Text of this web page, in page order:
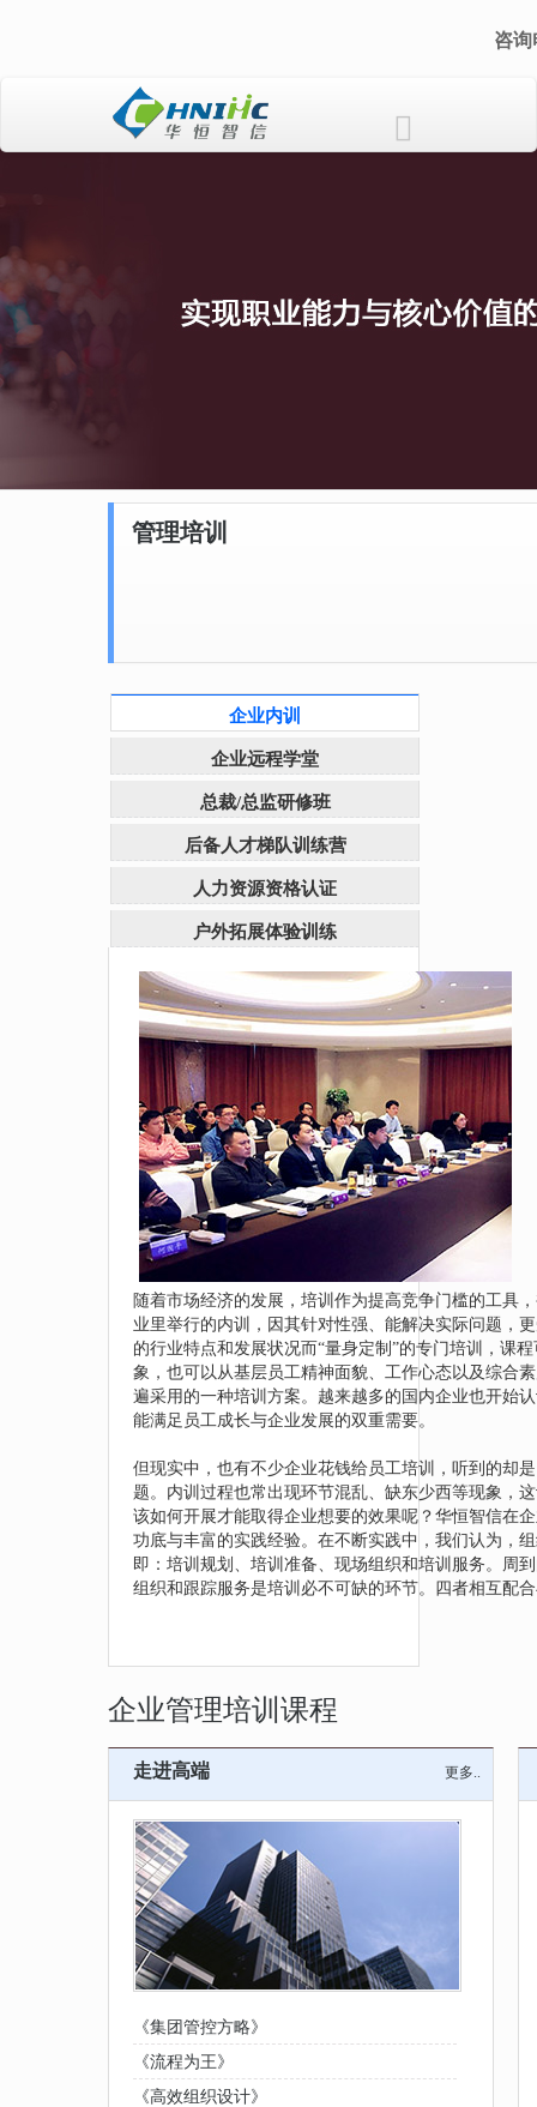
咨询
管理培训
企业内训
企业远程学堂
总裁/总监研修班
后备人才梯队训练营
人力资源资格认证
户外拓展体验训练
随着市场经济的发展，培训作为提高竞争门槛的工具
业里举行的内训，因其针对性强、能解决实际问题，
的行业特点和发展状况而“量身定制”的专门培训，课
象，也可以从基层员工精神面貌、工作心态以及综合
遍采用的一种培训方案。越来越多的国内企业也开始
能满足员工成长与企业发展的双重需要。
但现实中，也有不少企业花钱给员工培训，听到的却
题。内训过程也常出现环节混乱、缺东少西等现象，
该如何开展才能取得企业想要的效果呢？华恒智信在
功底与丰富的实践经验。在不断实践中，我们认为，
即：培训规划、培训准备、现场组织和培训服务。周
组织和跟踪服务是培训必不可缺的环节。四者相互配
企业管理培训课程
走进高端 更多..
《集团管控方略》
《流程为王》
《高效组织设计》